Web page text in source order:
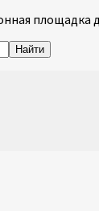
площадка